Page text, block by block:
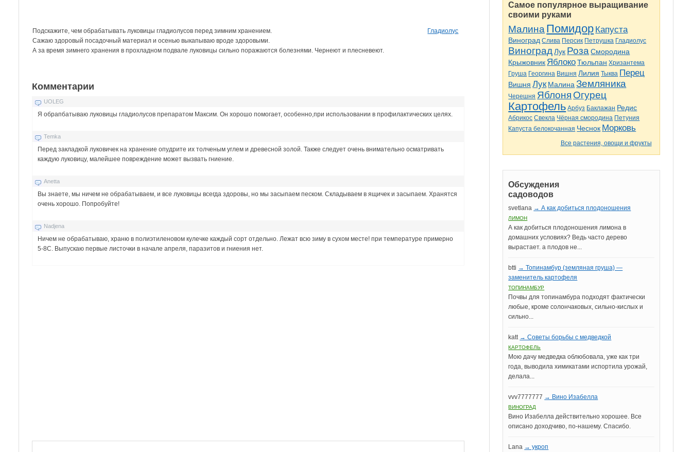
Гладиолус
Подскажите, чем обрабатывать луковицы гладиолусов перед зимним хранением.
Сажаю здоровый посадочный материал и осенью выкапываю вроде здоровыми.
А за время зимнего хранения в прохладном подвале луковицы сильно поражаются болезнями. Чернеют и плесневеют.
Комментарии
UOLEG
Я обрапбатываю луковицы гладиолусов препаратом Максим. Он хорошо помогает, особенно,при использовании в профилактических целях.
Temka
Перед закладкой луковичек на хранение опудрите их толченым углем и древесной золой. Также следует очень внимательно осматривать
каждую луковицу, малейшее повреждение может вызвать гниение.
Anetta
Вы знаете, мы ничем не обрабатываем, и все луковицы всегда здоровы, но мы засыпаем песком. Складываем в ящичек и засыпаем. Хранятся
очень хорошо. Попробуйте!
Nadjena
Ничем не обрабатываю, храню в полиэтиленовом кулечке каждый сорт отдельно. Лежат всю зиму в сухом месте! при температуре примерно
5-8С. Выпускаю первые листочки в начале апреля, паразитов и гниения нет.
Самое популярное выращивание
своими руками
Малина Помидор Капуста
Виноград Слива Персик Петрушка Гладиолус
Виноград Лук Роза Смородина
Крыжовник Яблоко Тюльпан Хризантема
Груша Георгина Вишня Лилия Тыква Перец
Вишня Лук Малина Земляника
Черешня Яблоня Огурец
Картофель Арбуз Баклажан Редис
Абрикос Свекла Чёрная смородина Петуния
Капуста белокочанная Чеснок Морковь
Все растения, овощи и фрукты
Обсуждения
садоводов
svetlana → А как добиться плодоношения
ЛИМОН
А как добиться плодоношения лимона в
домашних условиях? Ведь часто дерево
вырастает. а плодов не...
btti → Топинамбур (земляная груша) —
заменитель картофеля
ТОПИНАМБУР
Почвы для топинамбура подходят фактически
любые, кроме солончаковых, сильно-кислых и
сильно...
katt → Советы борьбы с медведкой
КАРТОФЕЛЬ
Мою дачу медведка облюбовала, уже как три
года, выводила химикатами испортила урожай,
делала...
vvv7777777 → Вино Изабелла
ВИНОГРАД
Вино Изабелла действительно хорошее. Все
описано доходчиво, по-нашему. Спасибо.
Lana → укроп